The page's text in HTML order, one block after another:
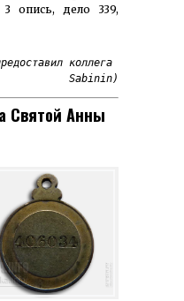
опись, дело 339,
коллега
Sabinin)
Святой Анны